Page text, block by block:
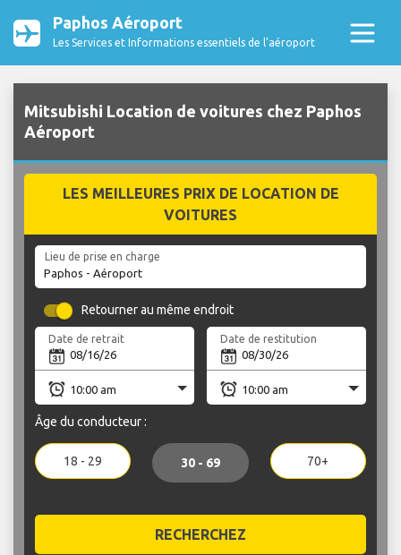
Paphos Aéroport
Les Services et Informations essentiels de l’aéroport
Mitsubishi Location de voitures chez Paphos
Aéroport
LES MEILLEURES PRIX DE LOCATION DE
VOITURES
Lieu de prise en charge
Retourner au même endroit
Date de retrait Date de restitution
Âge du conducteur :
18 - 29 30 - 69 70+
RECHERCHEZ